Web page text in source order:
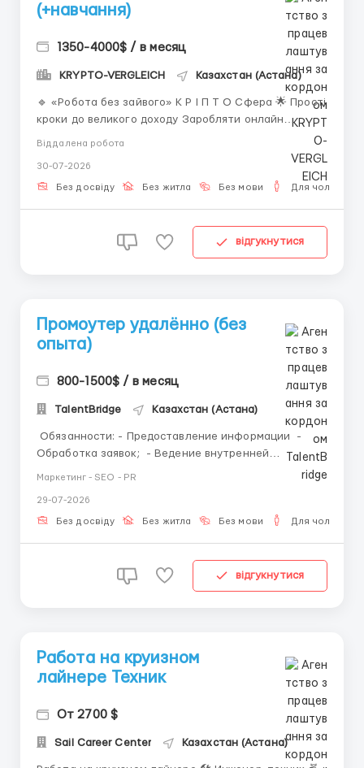
(+навчання)
1350-4000$ / в месяц
KRYPTO-VERGLEICH Казахстан (Астана)
🔹 «Робота без зайвого» К Р І П Т О Сфера 🌟 Прості
кроки до великого доходу Заробляти онлайн
простіше, ніж здається. Ніяких складних термінів,
сірих схем або банківських маніпуляцій — тільки
реальні інструменти та підтримка. 💡 Що потрібно:
Інтернет і пристрій. Бажання вчитися і пробувати
Віддалена робота
30-07-2026
Без досвіду Без житла Без мови Для чоловіків
відгукнутися
Промоутер удалённо (без
опыта)
800-1500$ / в месяц
TalentBridge Казахстан (Астана)
Обязанности: - Предоставление информации -
Обработка заявок; - Ведение внутренней
речь; - Ответственность и пунктуальность.
Условия: - Уда...
Маркетинг - SEO - PR
29-07-2026
Без досвіду Без житла Без мови Для чоловіків
відгукнутися
Работа на круизном
лайнере Техник
От 2700 $
Sail Career Center Казахстан (Астана)